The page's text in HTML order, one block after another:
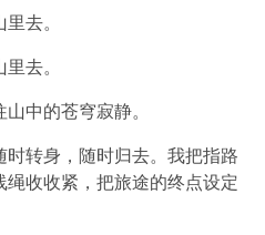
去。
去。
中的苍穹寂静。
转身，随时归去。我把指路
收收紧，把旅途的终点设定